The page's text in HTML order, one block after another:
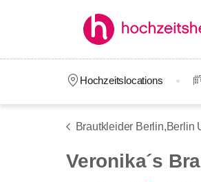
Hochzeitslocations
Brautkleider Berlin,Berlin
Veronika´s